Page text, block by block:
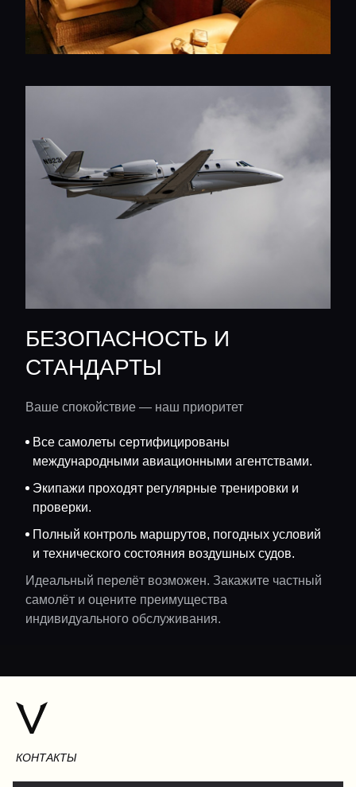
БЕЗОПАСНОСТЬ И
СТАНДАРТЫ
Ваше спокойствие — наш приоритет
Все самолеты сертифицированы
международными авиационными агентствами.
Экипажи проходят регулярные тренировки и
проверки.
Полный контроль маршрутов, погодных условий
и технического состояния воздушных судов.
Идеальный перелёт возможен. Закажите частный
самолёт и оцените преимущества
индивидуального обслуживания.
КОНТАКТЫ